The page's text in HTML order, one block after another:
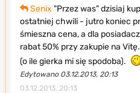
Senix "Przez was" dzisiaj
ostatniej chwili - jutro koniec
śmieszna cena, a dla
rabat 50% przy zakupie na
(o ile gierka mi się spodoba).
Edytowano 03.12.2013, 20:13
03.12.2013, 20:13